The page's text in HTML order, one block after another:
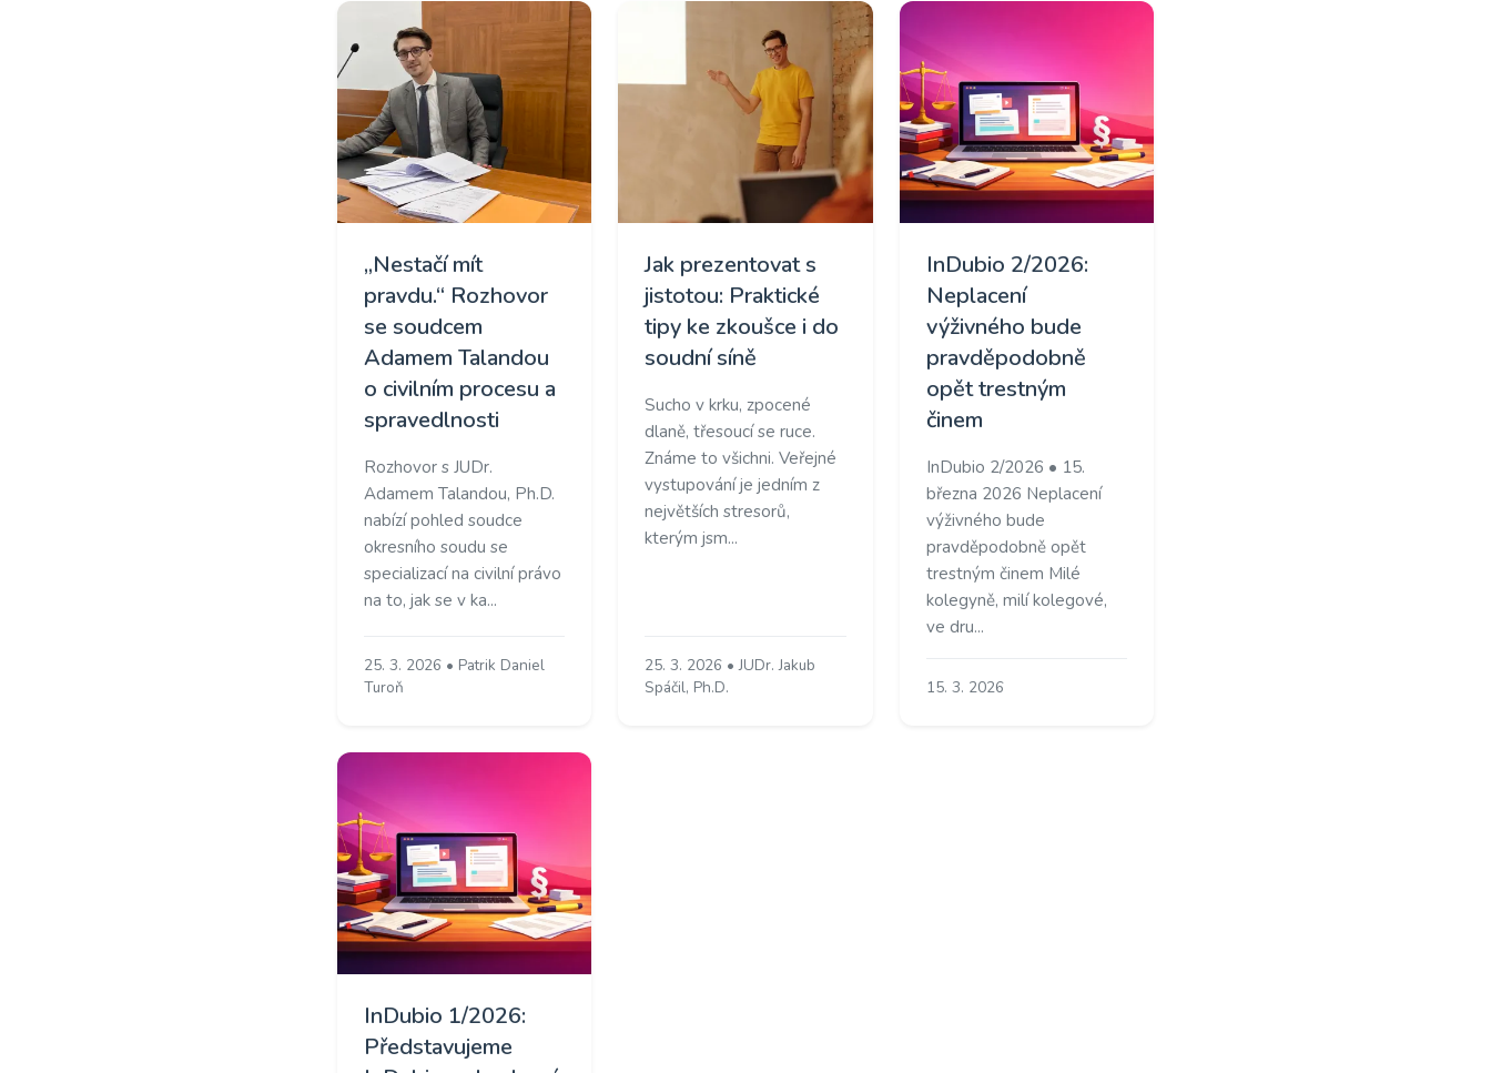
„Nestačí mít
pravdu.“ Rozhovor
se soudcem
Adamem Talandou
o civilním procesu a
spravedlnosti
Rozhovor s JUDr.
Adamem Talandou, Ph.D.
nabízí pohled soudce
okresního soudu se
specializací na civilní právo
na to, jak se v ka...
25. 3. 2026 • Patrik Daniel
Turoň
Jak prezentovat s
jistotou: Praktické
tipy ke zkoušce i do
soudní síně
Sucho v krku, zpocené
dlaně, třesoucí se ruce.
Známe to všichni. Veřejné
vystupování je jedním z
největších stresorů,
kterým jsm...
25. 3. 2026 • JUDr. Jakub
Spáčil, Ph.D.
InDubio 2/2026:
Neplacení
výživného bude
pravděpodobně
opět trestným
činem
InDubio 2/2026 • 15.
března 2026 Neplacení
výživného bude
pravděpodobně opět
trestným činem Milé
kolegyně, milí kolegové,
ve dru...
15. 3. 2026
InDubio 1/2026:
Představujeme